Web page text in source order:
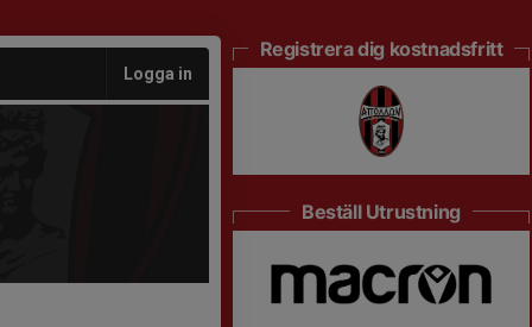
Logga in
Registrera dig kostnadsfritt
Beställ Utrustning